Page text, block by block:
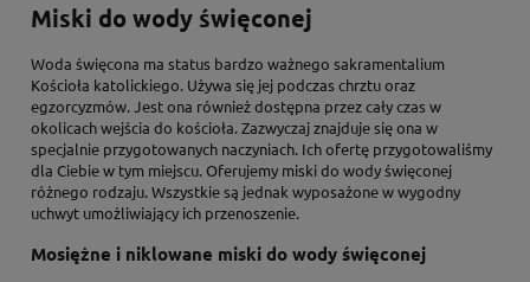
Miski do wody święconej
Woda święcona ma status bardzo ważnego sakramentalium
Kościoła katolickiego. Używa się jej podczas chrztu oraz
egzorcyzmów. Jest ona również dostępna przez cały czas w
okolicach wejścia do kościoła. Zazwyczaj znajduje się ona w
specjalnie przygotowanych naczyniach. Ich ofertę przygotowaliśmy
dla Ciebie w tym miejscu. Oferujemy miski do wody święconej
różnego rodzaju. Wszystkie są jednak wyposażone w wygodny
uchwyt umożliwiający ich przenoszenie.
Mosiężne i niklowane miski do wody święconej